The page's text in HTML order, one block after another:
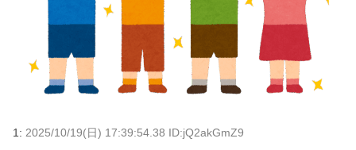
1: 2025/10/19(日) 17:39:54.38 ID:jQ2akGmZ9